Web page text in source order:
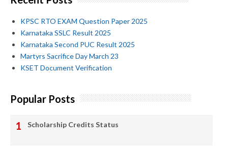
KPSC RTO EXAM Question Paper 2025
Karnataka SSLC Result 2025
Karnataka Second PUC Result 2025
Martyrs Sacrifice Day March 23
KSET Document Verification
Popular Posts
Scholarship Credits Status